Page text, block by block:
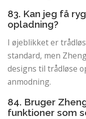
83. Kan jeg få
opladning?
I øjeblikket er
standard, men
designs til trådløse
anmodning.
84. Bruger
funktioner som